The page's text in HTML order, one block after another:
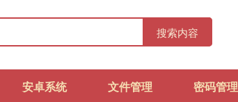
搜索内容
安卓系统 文件管理 密码管理